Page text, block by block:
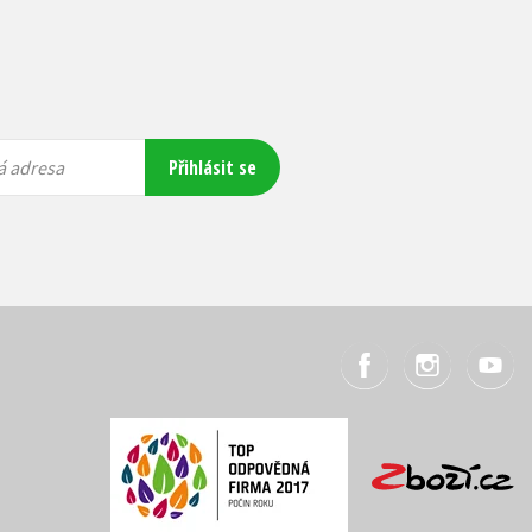
adresa Přihlásit se